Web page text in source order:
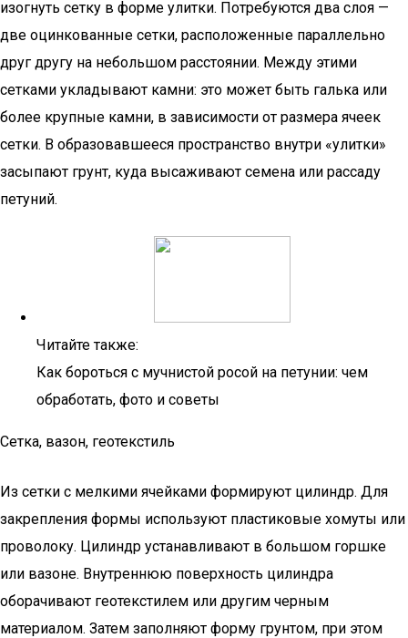
изогнуть сетку в форме улитки. Потребуются два слоя —
две оцинкованные сетки, расположенные параллельно
друг другу на небольшом расстоянии. Между этими
сетками укладывают камни: это может быть галька или
более крупные камни, в зависимости от размера ячеек
сетки. В образовавшееся пространство внутри «улитки»
засыпают грунт, куда высаживают семена или рассаду
петуний.
Читайте также:
Как бороться с мучнистой росой на петунии: чем
обработать, фото и советы
Сетка, вазон, геотекстиль
Из сетки с мелкими ячейками формируют цилиндр. Для
закрепления формы используют пластиковые хомуты или
проволоку. Цилиндр устанавливают в большом горшке
или вазоне. Внутреннюю поверхность цилиндра
оборачивают геотекстилем или другим черным
материалом. Затем заполняют форму грунтом, при этом